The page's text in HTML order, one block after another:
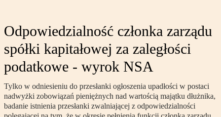
Odpowiedzialność członka zarządu
spółki kapitałowej za zaległości
podatkowe - wyrok NSA
Tylko w odniesieniu do przesłanki ogłoszenia upadłości w postaci
nadwyżki zobowiązań pieniężnych nad wartością majątku dłużnika,
badanie istnienia przesłanki zwalniającej z odpowiedzialności